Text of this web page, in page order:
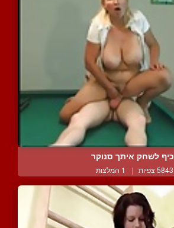
כיף לשחק איתך סנוקר
5843 צפיות | 1 המלצות